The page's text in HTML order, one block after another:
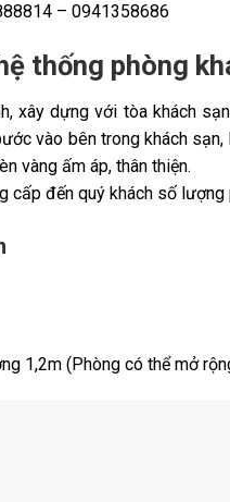
– 0941358686
thống phòng
xây dựng với tòa khách
vào bên trong khách
vàng ấm áp, thân thiện.
cấp đến quý khách số
1,2m (Phòng có thể mở